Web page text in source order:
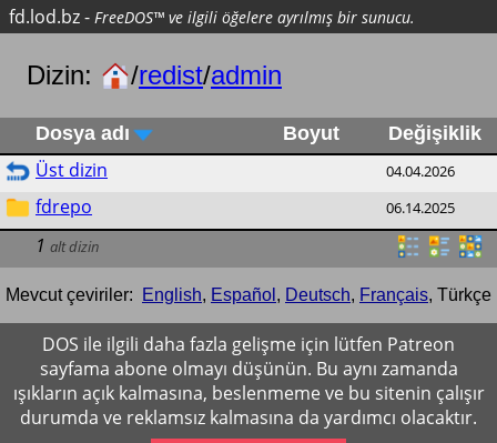
fd.lod.bz- FreeDOS™ ve ilgili öğelere ayrılmış bir sunucu.
Dizin: /redist/admin
Dosya adı Boyut Değişiklik
Üst dizin 04.04.2026
fdrepo 06.14.2025
1 alt dizin
Mevcut çeviriler: English, Español , Deutsch, Français, Türkçe
DOS ile ilgili daha fazla gelişme için lütfen Patreon
sayfama abone olmayı düşünün. Bu aynı zamanda
ışıkların açık kalmasına, beslenmeme ve bu sitenin çalışır
durumda ve reklamsız kalmasına da yardımcı olacaktır.